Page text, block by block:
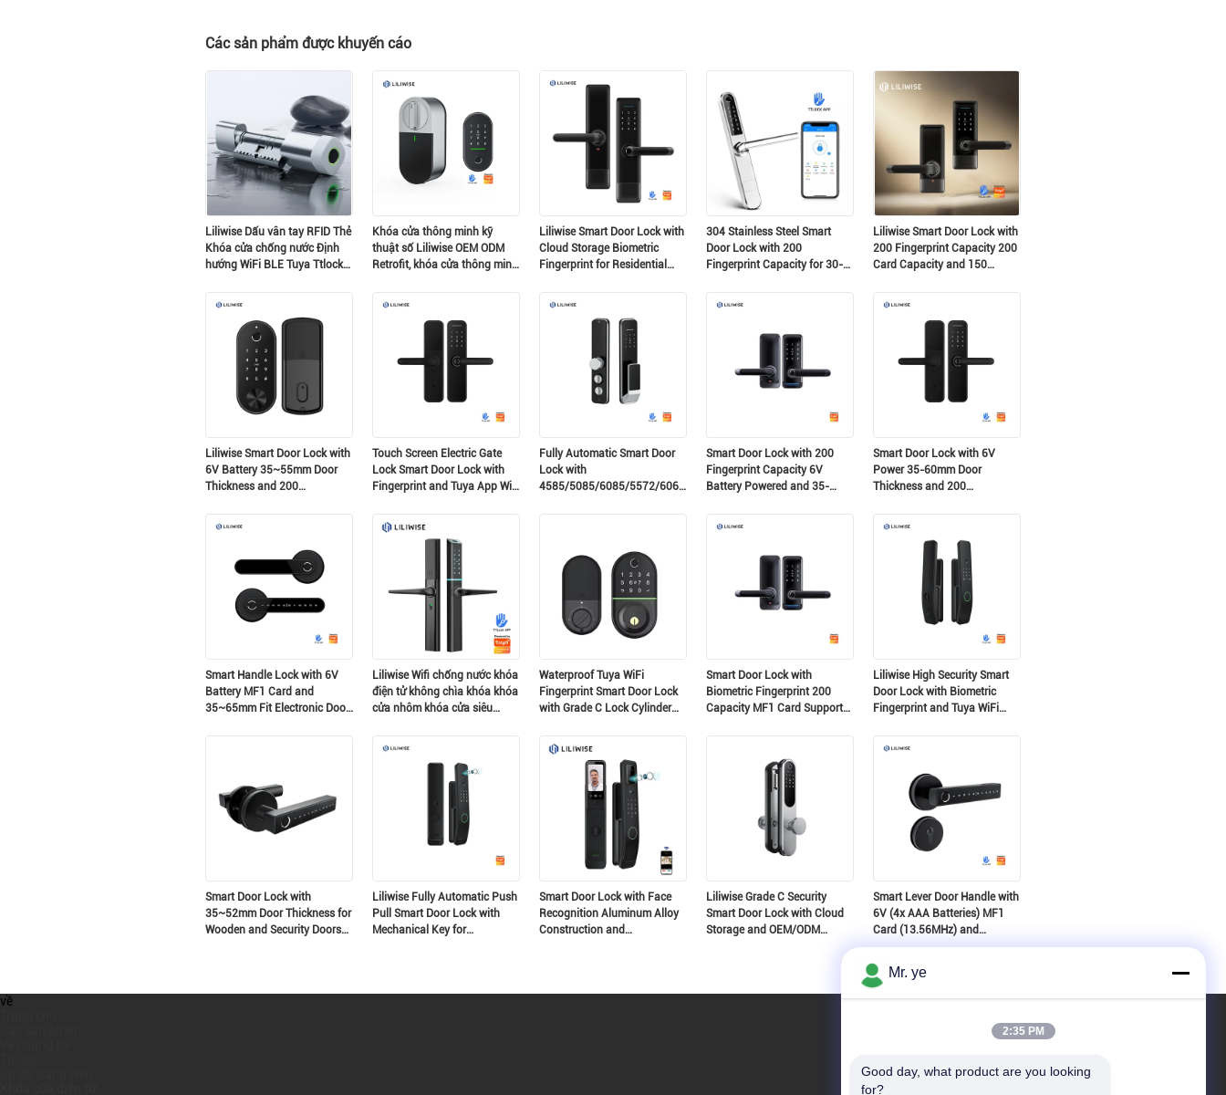
Các sản phẩm được khuyến cáo
Liliwise Dấu vân tay RFID Thẻ
Khóa cửa chống nước Định
hướng WiFi BLE Tuya Ttlock
Khóa cửa thông minh kỹ
thuật số Liliwise OEM ODM
Retrofit, khóa cửa thông minh
Liliwise Smart Door Lock with
Cloud Storage Biometric
Fingerprint for Residential
304 Stainless Steel Smart
Door Lock with 200
Fingerprint Capacity for 30-
Liliwise Smart Door Lock with
200 Fingerprint Capacity 200
Card Capacity and 150
Liliwise Smart Door Lock with
6V Battery 35~55mm Door
Thickness and 200
Touch Screen Electric Gate
Lock Smart Door Lock with
Fingerprint and Tuya App Wifi
Fully Automatic Smart Door
Lock with
4585/5085/6085/5572/6068
Smart Door Lock with 200
Fingerprint Capacity 6V
Battery Powered and 35-
Smart Door Lock with 6V
Power 35-60mm Door
Thickness and 200
Smart Handle Lock with 6V
Battery MF1 Card and
35~65mm Fit Electronic Door
Liliwise Wifi chống nước khóa
điện tử không chìa khóa khóa
cửa nhôm khóa cửa siêu
Waterproof Tuya WiFi
Fingerprint Smart Door Lock
with Grade C Lock Cylinder
Smart Door Lock with
Biometric Fingerprint 200
Capacity MF1 Card Support
Liliwise High Security Smart
Door Lock with Biometric
Fingerprint and Tuya WiFi
Smart Door Lock with
35~52mm Door Thickness for
Wooden and Security Doors
Liliwise Fully Automatic Push
Pull Smart Door Lock with
Mechanical Key for
Smart Door Lock with Face
Recognition Aluminum Alloy
Construction and
Liliwise Grade C Security
Smart Door Lock with Cloud
Storage and OEM/ODM
Smart Lever Door Handle with
6V (4x AAA Batteries) MF1
Card (13.56MHz) and
Suitable for 35~52mm Door
Thickness
về
Để lại lời nhắn Chúng tôi sẽ gọi lại cho bạn
ngay!
Nộp
Mr. ye
2:35 PM
Good day, what product are you looking
for?